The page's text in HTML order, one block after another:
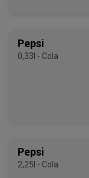
Pepsi
0,33l - Cola
Pepsi
2,25l - Cola